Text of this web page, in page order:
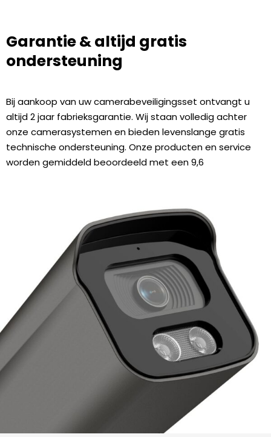
Garantie & altijd gratis
ondersteuning
Bij aankoop van uw camerabeveiligingsset ontvangt u
altijd 2 jaar fabrieksgarantie. Wij staan volledig achter
onze camerasystemen en bieden levenslange gratis
technische ondersteuning. Onze producten en service
worden gemiddeld beoordeeld met een 9,6